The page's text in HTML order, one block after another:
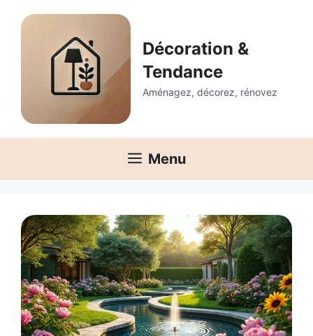
Décoration &
Tendance
Aménagez, décorez, rénovez
Menu